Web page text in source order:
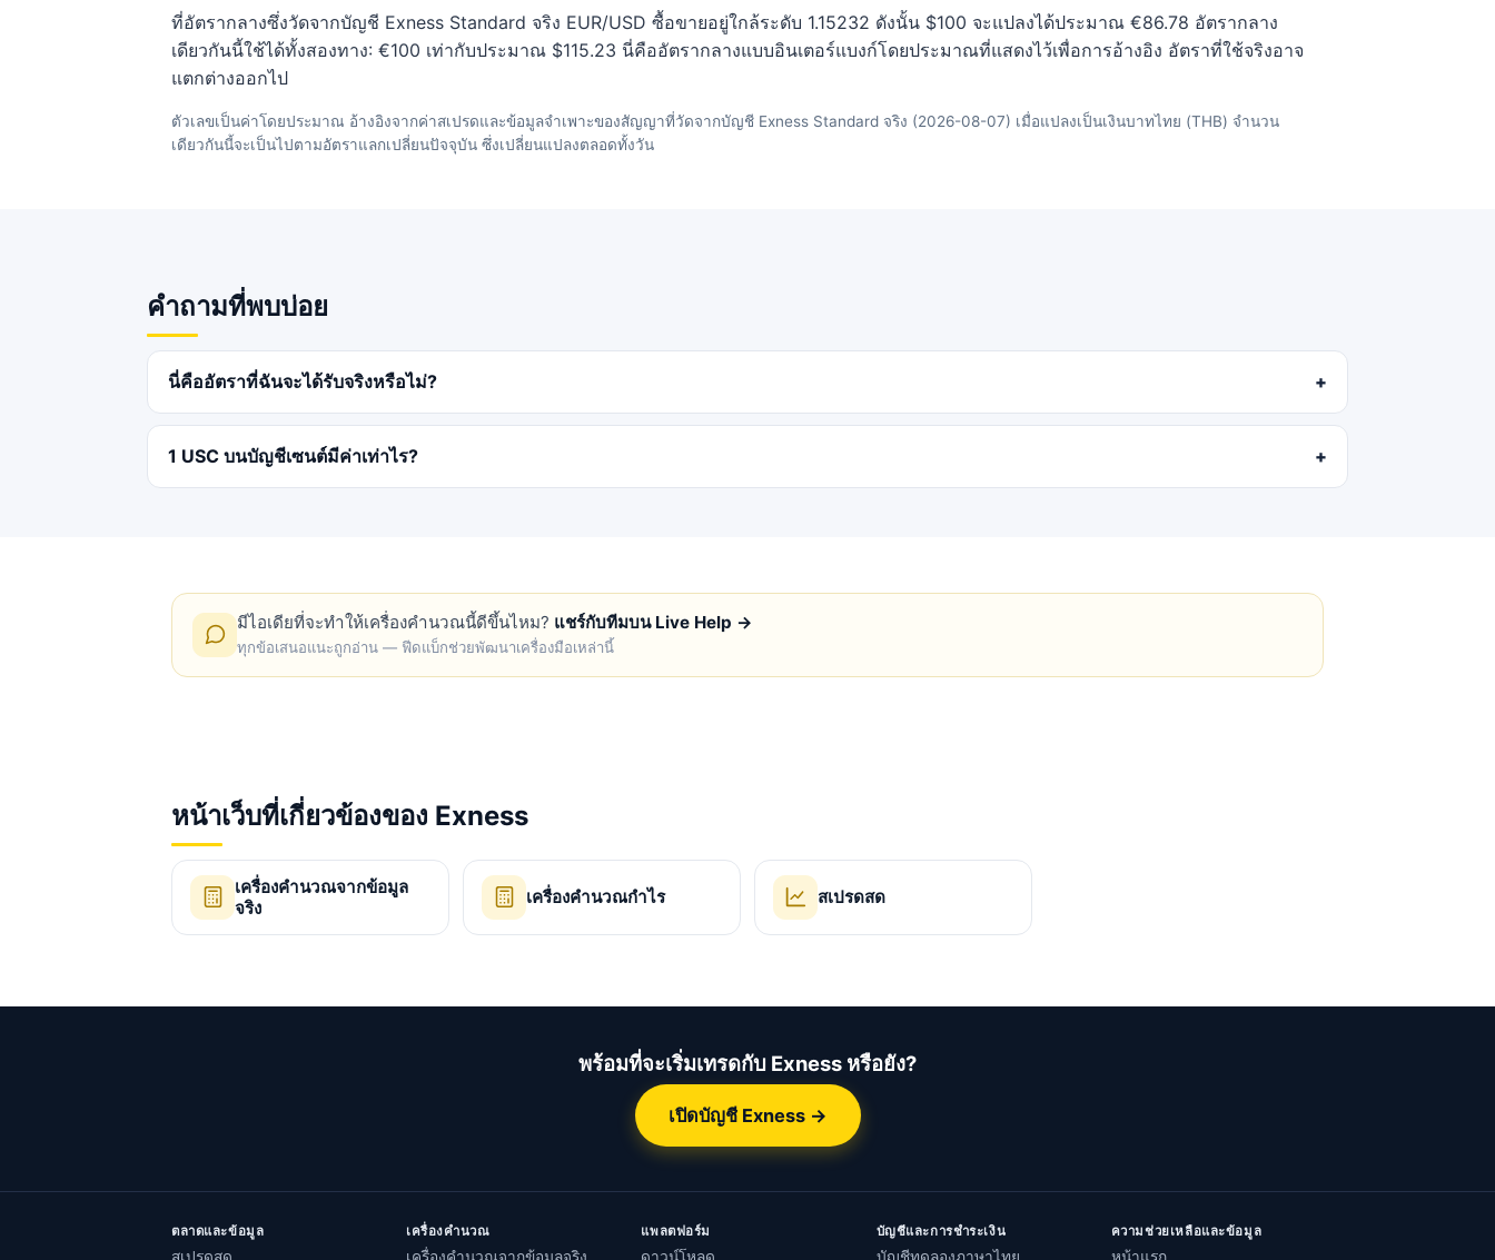
ที่อัตรากลางซึ่งวัดจากบัญชี Exness Standard จริง EUR/USD ซื้อขายอยู่ใกล้ระดับ 1.15232 ดังนั้น $100 จะแปลงได้ประมาณ €86.78 อัตรากลาง
เดียวกันนี้ใช้ได้ทั้งสองทาง: €100 เท่ากับประมาณ $115.23 นี่คืออัตรากลางแบบอินเตอร์แบงก์โดยประมาณที่แสดงไว้เพื่อการอ้างอิง อัตราที่ใช้จริงอาจ
แตกต่างออกไป
ตัวเลขเป็นค่าโดยประมาณ อ้างอิงจากค่าสเปรดและข้อมูลจำเพาะของสัญญาที่วัดจากบัญชี Exness Standard จริง (2026-08-07) เมื่อแปลงเป็นเงินบาทไทย (THB) จำนวน
เดียวกันนี้จะเป็นไปตามอัตราแลกเปลี่ยนปัจจุบัน ซึ่งเปลี่ยนแปลงตลอดทั้งวัน
คำถามที่พบบ่อย
นี่คืออัตราที่ฉันจะได้รับจริงหรือไม่?
1 USC บนบัญชีเซนต์มีค่าเท่าไร?
มีไอเดียที่จะทำให้เครื่องคำนวณนี้ดีขึ้นไหม? แชร์กับทีมบน Live Help →
ทุกข้อเสนอแนะถูกอ่าน — ฟีดแบ็กช่วยพัฒนาเครื่องมือเหล่านี้
หน้าเว็บที่เกี่ยวข้องของ Exness
เครื่องคำนวณจากข้อมูล
จริง
เครื่องคำนวณกำไร สเปรดสด
พร้อมที่จะเริ่มเทรดกับ Exness หรือยัง?
เปิดบัญชี Exness →
ตลาดและข้อมูล เครื่องคำนวณ แพลตฟอร์ม บัญชีและการชำระเงิน ความช่วยเหลือและข้อมูล